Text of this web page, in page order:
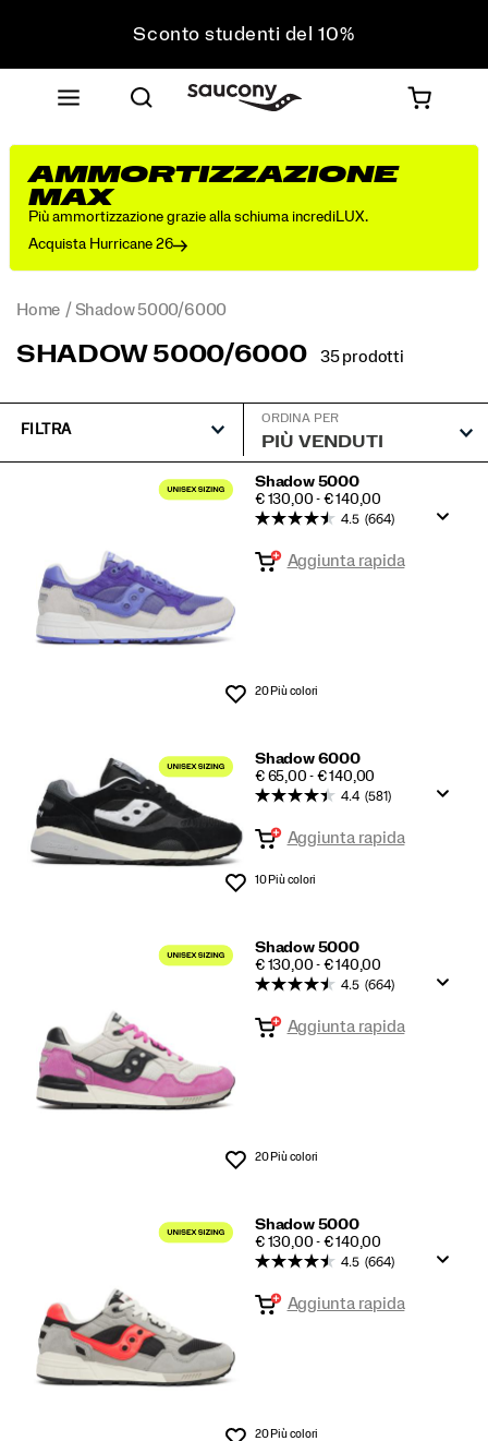
Sconto studenti del 10%
acquisto
Spedizione gratuita sugli ordini superiori a 75 €
Resi gratuiti su tutti gli ordini
Sconto studenti del 10%
AMMORTIZZAZIONE
MAX
Più ammortizzazione grazie alla schiuma incrediLUX.
Acquista Hurricane 26
Home Shadow 5000/6000
SHADOW 5000/6000 35 prodotti
FILTRA
ORDINA PER
primo
piano
Shadow 5000
PRICE
€ 130,00 - € 140,00
Lista dei desideri
4.5 (664)
Aggiunta rapida
20 Più colori
Shadow 6000
PRICE
€ 65,00 - € 140,00
Lista dei desideri
4.4 (581)
Aggiunta rapida
10 Più colori
Shadow 5000
PRICE
€ 130,00 - € 140,00
Lista dei desideri
4.5 (664)
Aggiunta rapida
20 Più colori
Shadow 5000
PRICE
€ 130,00 - € 140,00
Lista dei desideri
4.5 (664)
Aggiunta rapida
20 Più colori